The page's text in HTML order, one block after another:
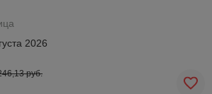
2026
руб.